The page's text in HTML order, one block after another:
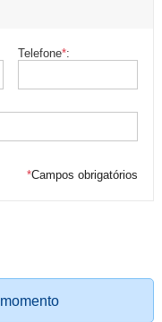
Telefone*:
*Campos obrigatórios